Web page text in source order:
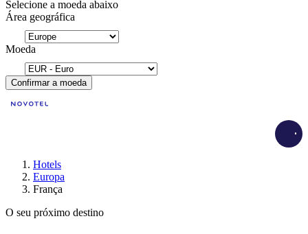
Selecione a moeda abaixo
Área geográfica
Moeda
Confirmar a moeda
Hotels
Europa
França
O seu próximo destino